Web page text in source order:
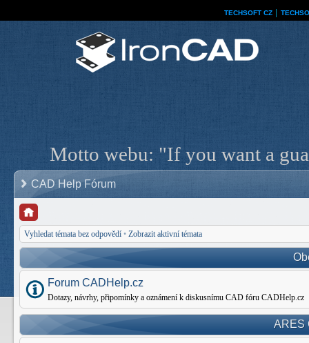
TECHSOFT CZ
Motto webu: "If you want a
CAD Help Fórum
Vyhledat témata bez odpovědí • Zobrazit aktivní témata
Forum CADHelp.cz
Dotazy, návrhy, připomínky a oznámení k diskusnímu CAD fóru CADHelp.cz
ARES